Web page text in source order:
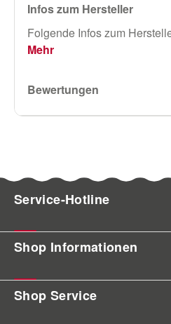
Infos zum Hersteller
Folgende Infos zum
Mehr
Bewertungen
Service-Hotline
Shop Informationen
Shop Service